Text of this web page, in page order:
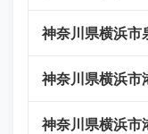
神奈川県横浜市
神奈川県横浜市
神奈川県横浜市